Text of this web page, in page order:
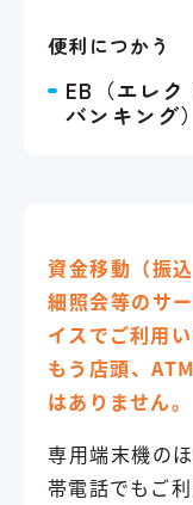
便利につかう
EB（エレク
バンキング
資金移動（振
細照会等のサ
イスでご利用い
もう店頭、
はありません。
専用端末機の
帯電話でもご利